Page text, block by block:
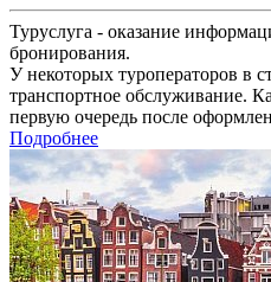
Туруслуга - оказание
бронирования.
У некоторых туроператоров в
транспортное обслуживание.
первую очередь после
Подробнее